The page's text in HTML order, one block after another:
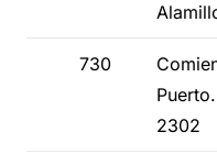
730
2302